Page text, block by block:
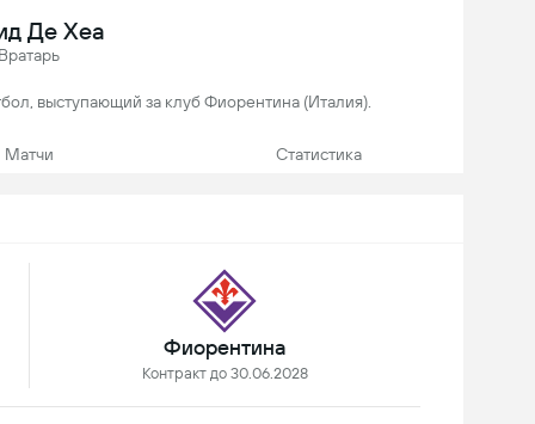
Де Хеа
Вратарь
выступающий за клуб Фиорентина (Италия).
Матчи Статистика
Фиорентина
Контракт до 30.06.2028